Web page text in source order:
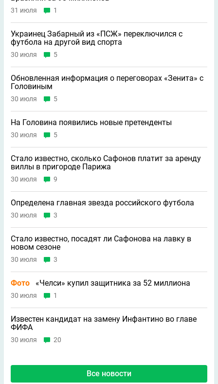
31 июля 1
Украинец Забарный из «ПСЖ» переключился с
футбола на другой вид спорта
30 июля 5
Обновленная информация о переговорах «Зенита» с
Головиным
30 июля 5
На Головина появились новые претенденты
30 июля 5
Стало известно, сколько Сафонов платит за аренду
виллы в пригороде Парижа
30 июля 9
Определена главная звезда российского футбола
30 июля 3
Стало известно, посадят ли Сафонова на лавку в
новом сезоне
30 июля 3
Фото «Челси» купил защитника за 52 миллиона
30 июля 1
Известен кандидат на замену Инфантино во главе
ФИФА
30 июля 20
Все новости